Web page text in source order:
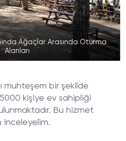
Ağaçlar Arasında Oturma
Alanları
muhteşem bir şekilde
5000 kişiye ev sahipliği
Bu hizmet
inceleyelim.